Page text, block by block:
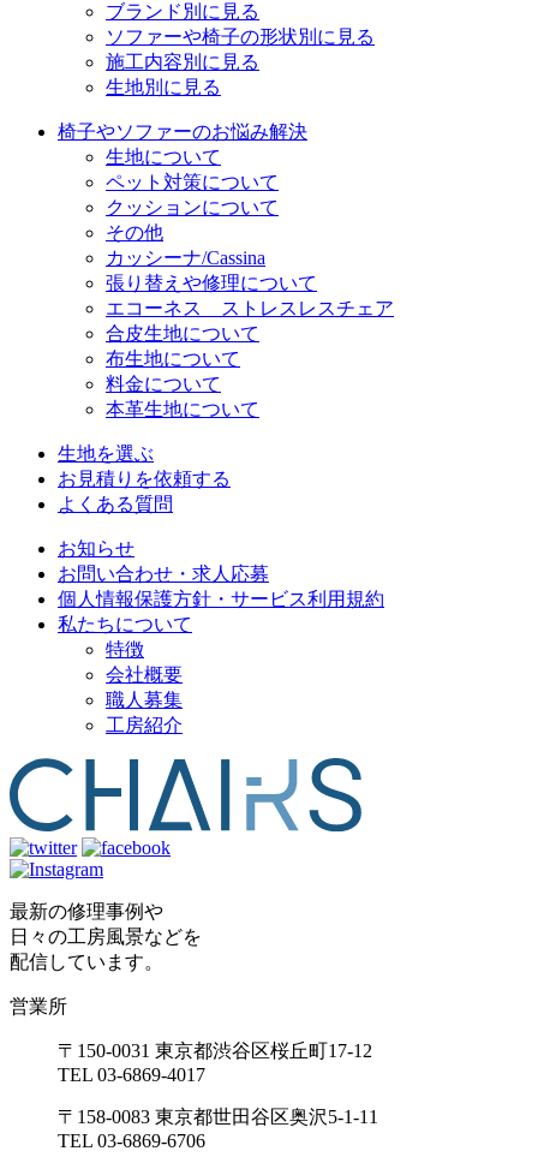
ブランド別に見る
ソファーや椅子の形状別に見る
施工内容別に見る
生地別に見る
椅子やソファーのお悩み解決
生地について
ペット対策について
クッションについて
その他
カッシーナ/Cassina
張り替えや修理について
エコーネス ストレスレスチェア
合皮生地について
布生地について
料金について
本革生地について
生地を選ぶ
お見積りを依頼する
よくある質問
お知らせ
お問い合わせ・求人応募
個人情報保護方針・サービス利用規約
私たちについて
特徴
会社概要
職人募集
工房紹介
最新の修理事例や
日々の工房風景などを
配信しています。
営業所
〒150-0031 東京都渋谷区桜丘町17-12
TEL 03-6869-4017
〒158-0083 東京都世田谷区奥沢5-1-11
TEL 03-6869-6706